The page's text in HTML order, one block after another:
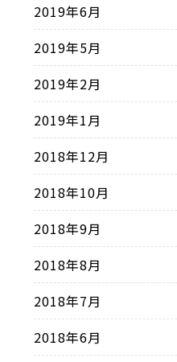
2019年6月
2019年5月
2019年2月
2019年1月
2018年12月
2018年10月
2018年9月
2018年8月
2018年7月
2018年6月